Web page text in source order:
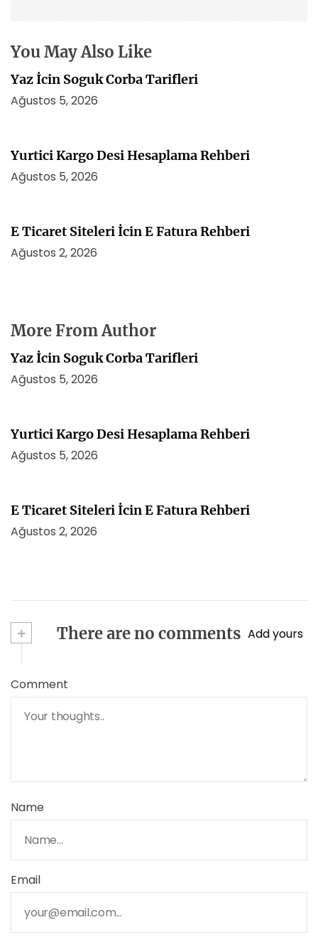
e
i
You May Also Like
Yaz İcin Soguk Corba Tarifleri
Ağustos 5, 2026
Yurtici Kargo Desi Hesaplama Rehberi
Ağustos 5, 2026
E Ticaret Siteleri İcin E Fatura Rehberi
Ağustos 2, 2026
More From Author
Yaz İcin Soguk Corba Tarifleri
Ağustos 5, 2026
Yurtici Kargo Desi Hesaplama Rehberi
Ağustos 5, 2026
E Ticaret Siteleri İcin E Fatura Rehberi
Ağustos 2, 2026
+ There are no comments Add yours
Comment
Name
Email